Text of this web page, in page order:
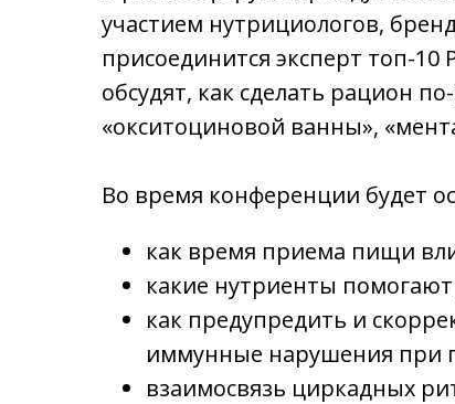
участием нутрициологов,
присоединится эксперт топ-10
обсудят, как сделать рацион
«окситоциновой ванны»,
Во время конференции будет
как время приема пищи
какие нутриенты
как предупредить и
иммунные нарушения при
взаимосвязь циркадных